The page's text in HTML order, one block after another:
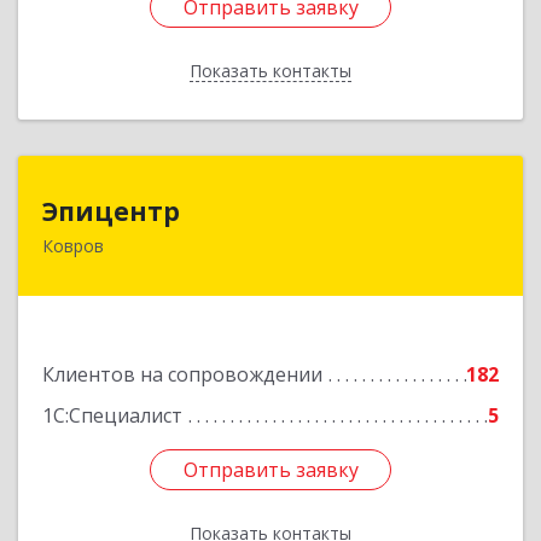
Отправить заявку
Показать контакты
Отправить заявку
Назад
Эпицентр
Ковров
Клиентов на сопровождении
182
1С:Специалист
5
Отправить заявку
Показать контакты
601900, Владимирская обл, Ковров г, Барсукова
Отправить заявку
Назад